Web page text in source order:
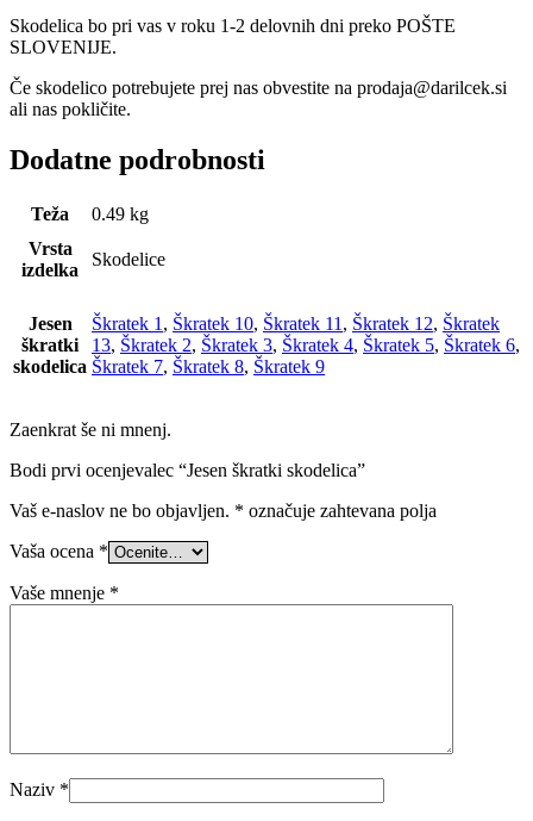
Skodelica bo pri vas v roku 1-2 delovnih dni preko POŠTE
SLOVENIJE.
Če skodelico potrebujete prej nas obvestite na prodaja@darilcek.si
ali nas pokličite.
Dodatne podrobnosti
Teža
0.49 kg
Vrsta
izdelka
Skodelice
Jesen
škratki
skodelica
Škratek 1 , Škratek 10, Škratek 11 , Škratek 12, Škratek
13, Škratek 2, Škratek 3, Škratek 4, Škratek 5, Škratek 6,
Škratek 7, Škratek 8, Škratek 9
Zaenkrat še ni mnenj.
Bodi prvi ocenjevalec “Jesen škratki skodelica”
Vaš e-naslov ne bo objavljen. * označuje zahtevana polja
Vaša ocena *
Vaše mnenje *
Naziv *